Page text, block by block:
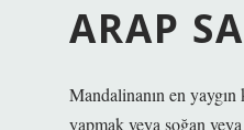
ARAP
Mandalinanın en
yapmak veya soğan